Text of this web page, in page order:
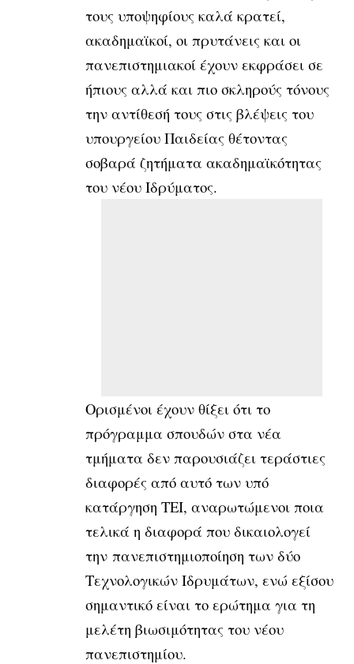
τους υποψηφίους καλά κρατεί,
ακαδημαϊκοί, οι πρυτάνεις και οι
πανεπιστημιακοί έχουν εκφράσει σε
ήπιους αλλά και πιο σκληρούς τόνους
την αντίθεσή τους στις βλέψεις του
υπουργείου Παιδείας θέτοντας
σοβαρά ζητήματα ακαδημαϊκότητας
του νέου Ιδρύματος.
Ορισμένοι έχουν θίξει ότι το
πρόγραμμα σπουδών στα νέα
τμήματα δεν παρουσιάζει τεράστιες
διαφορές από αυτό των υπό
κατάργηση ΤΕΙ, αναρωτώμενοι ποια
τελικά η διαφορά που δικαιολογεί
την πανεπιστημιοποίηση των δύο
Τεχνολογικών Ιδρυμάτων, ενώ εξίσου
σημαντικό είναι το ερώτημα για τη
μελέτη βιωσιμότητας του νέου
πανεπιστημίου.